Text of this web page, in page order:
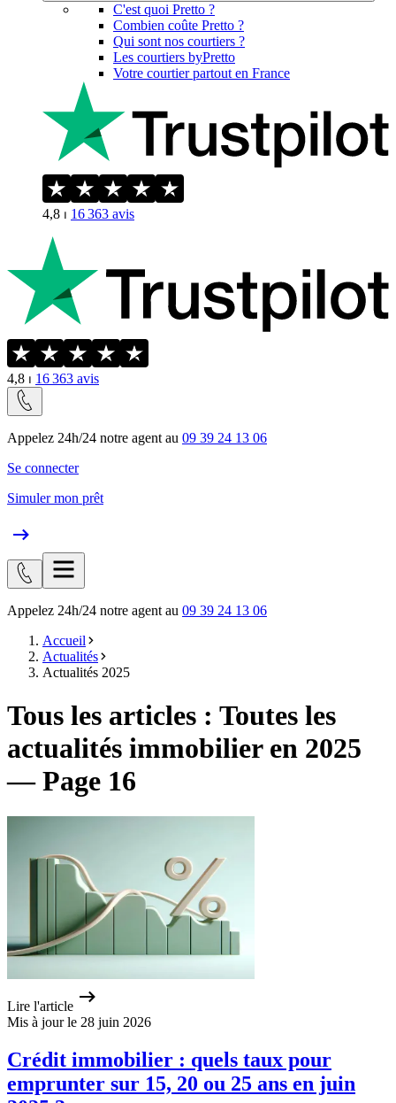
C'est quoi Pretto ?
Combien coûte Pretto ?
Qui sont nos courtiers ?
Les courtiers byPretto
Votre courtier partout en France
4,8 ⏐ 16 363 avis
4,8 ⏐ 16 363 avis
Appelez 24h/24 notre agent au 09 39 24 13 06
Se connecter
Simuler mon prêt
Appelez 24h/24 notre agent au 09 39 24 13 06
Accueil
Actualités
Actualités 2025
Tous les articles : Toutes les
actualités immobilier en 2025
— Page 16
Lire l'article
Mis à jour le 28 juin 2026
Crédit immobilier : quels taux pour
emprunter sur 15, 20 ou 25 ans en juin